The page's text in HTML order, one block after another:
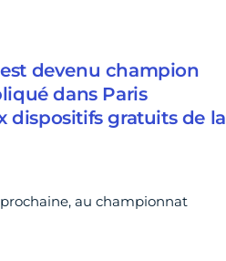
devenu champion
dans Paris
dispositifs gratuits de la
au championnat